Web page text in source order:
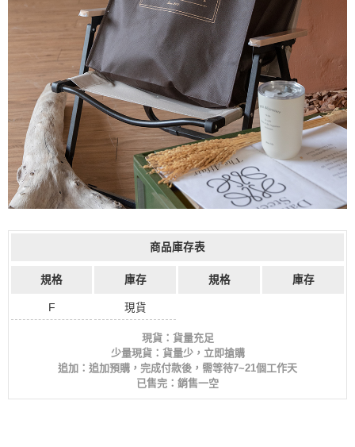
商品庫存表
規格 庫存 規格 庫存
F 現貨
現貨：貨量充足
少量現貨：貨量少，立即搶購
追加：追加預購，完成付款後，需等待7~21個工作天
已售完：銷售一空